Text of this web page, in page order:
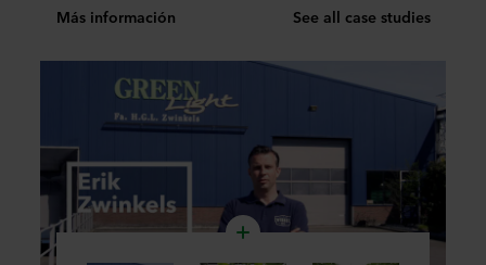
Más información See all case studies